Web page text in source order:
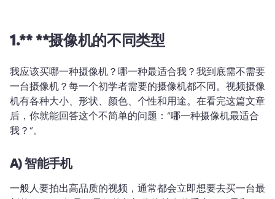
1.** **摄像机的不同类型
我应该买哪一种摄像机？哪一种最适合我？我到底需不需要
一台摄像机？每一个初学者需要的摄像机都不同。视频摄像
机有各种大小、形状、颜色、个性和用途。在看完这篇文章
后，你就能回答这个不简单的问题：“哪一种摄像机最适合
我？”。
A)智能手机
一般人要拍出高品质的视频，通常都会立即想要去买一台最